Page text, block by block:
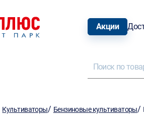
Акции
Культиваторы/ Бензиновые культиваторы/